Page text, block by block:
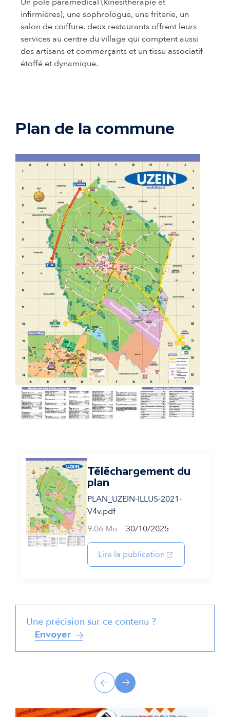
infirmières), une sophrologue, une friterie, un
salon de coiffure, deux restaurants offrent leurs
services au centre du village qui comptent aussi
des artisans et commerçants et un tissu associatif
étoffé et dynamique.
Plan de la commune
Téléchargement du
plan
PLAN_UZEIN-ILLUS-2021-
V4v.pdf
9.06 Mo
30/10/2025
Lire la publication (s'ouvre dans
Une précision sur ce contenu ?
Envoyer
c
PrécédentSuivant